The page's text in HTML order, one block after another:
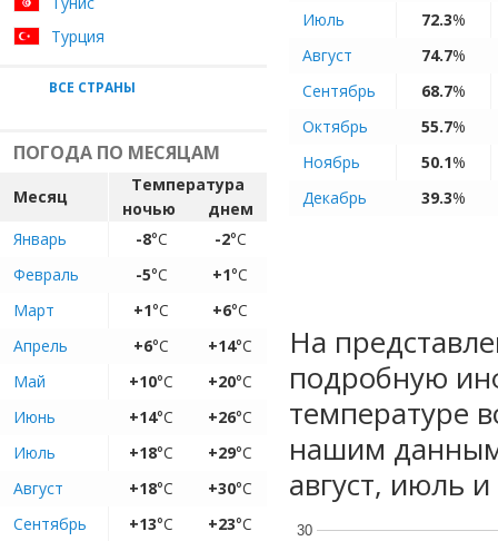
Турция
ВСЕ СТРАНЫ
ПОГОДА ПО МЕСЯЦАМ
Месяц
Температура
ночью
днем
Январь
-8°C -2°C
Февраль
-5°C +1°C
Март
+1°C +6°C
Апрель
+6°C +14°C
Май
+10°C +20°C
Июнь
+14°C +26°C
Июль
+18°C +29°C
Август
+18°C +30°C
Сентябрь
+13°C +23°C
Июль
72.3%
Август
74.7%
Сентябрь
68.7%
Октябрь
55.7%
Ноябрь
50.1%
Декабрь
39.3%
На
подробную
температуре
нашим
август, июль
30